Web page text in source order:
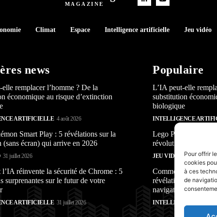
Pour offrir
cookies
à ces
de
MAGAZINE
Climat Espace Intelligence artificielle Jeu vidéo
news
remplacer l’homme ? De la
économique au risque d’extinction
ARTIFICIELLE 4 août 2026
Smart Play : 5 révélations sur la
(sans écran) qui arrive en 2026
31 juillet 2026
l’IA réinvente la sécurité de Chrome : 5
surprenantes sur le futur de votre
ARTIFICIELLE 31 juillet 2026
Populaire
L’IA peut-elle
substitution
biologique
INTELLIGENCE
Lego Pokémon
révolution (sans
JEU VIDÉO 31 juillet 2026
Comment l’IA
révélations
navigateur
INTELLIGENCE